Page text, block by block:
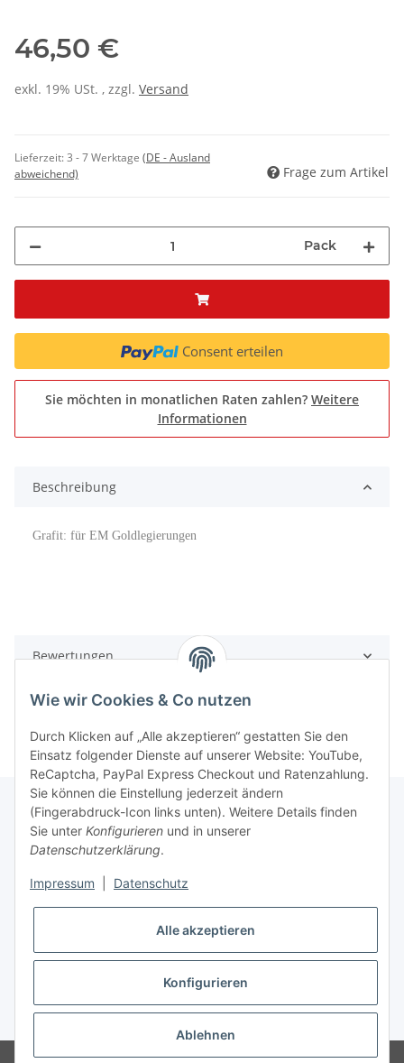
46,50 €
exkl. 19% USt. , zzgl. Versand
Lieferzeit:3 - 7 Werktage (DE - Ausland
abweichend)
Frage zum Artikel
Pack
Consent erteilen
Sie möchten in monatlichen Raten zahlen? Weitere
Informationen
Beschreibung
Grafit: für EM Goldlegierungen
Bewertungen
Rechtliche Hinweise
Produktinformationen
* Alle Preise zzgl. gesetzlicher USt., zzgl.Versand
Wie wir Cookies & Co nutzen
Durch Klicken auf „Alle akzeptieren“ gestatten Sie den
Einsatz folgender Dienste auf unserer Website: YouTube,
ReCaptcha, PayPal Express Checkout und Ratenzahlung.
Sie können die Einstellung jederzeit ändern
(Fingerabdruck-Icon links unten). Weitere Details finden
Sie unter Konfigurieren und in unserer
Datenschutzerklärung.
Impressum Datenschutz
Alle akzeptieren
Konfigurieren
Ablehnen